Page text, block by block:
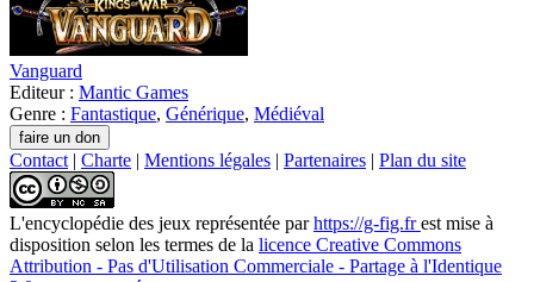
Vanguard
Editeur : Mantic Games
Genre : Fantastique, Générique, Médiéval
Contact | Charte | Mentions légales | Partenaires | Plan du site
L'encyclopédie des jeux représentée parhttps://g-fig.frest mise à
disposition selon les termes de la licence Creative Commons
Attribution - Pas d'Utilisation Commerciale - Partage à l'Identique